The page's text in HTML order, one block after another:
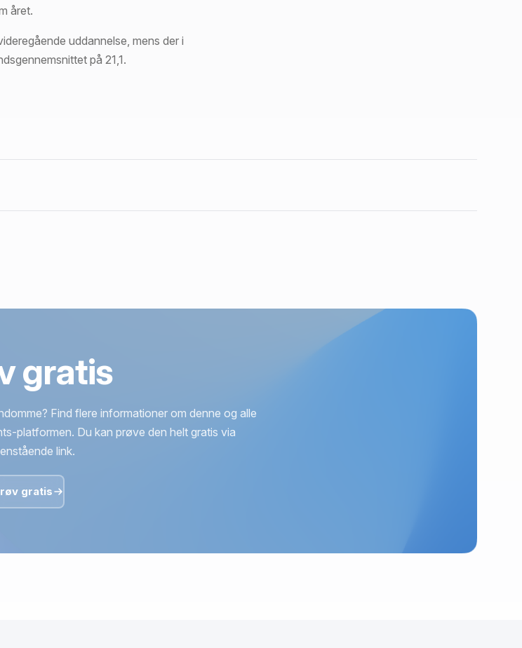
året.
uddannelse, mens der i
på 21,1.
gratis
Find flere informationer om denne og alle
platformen. Du kan prøve den helt gratis via
link.
gratis